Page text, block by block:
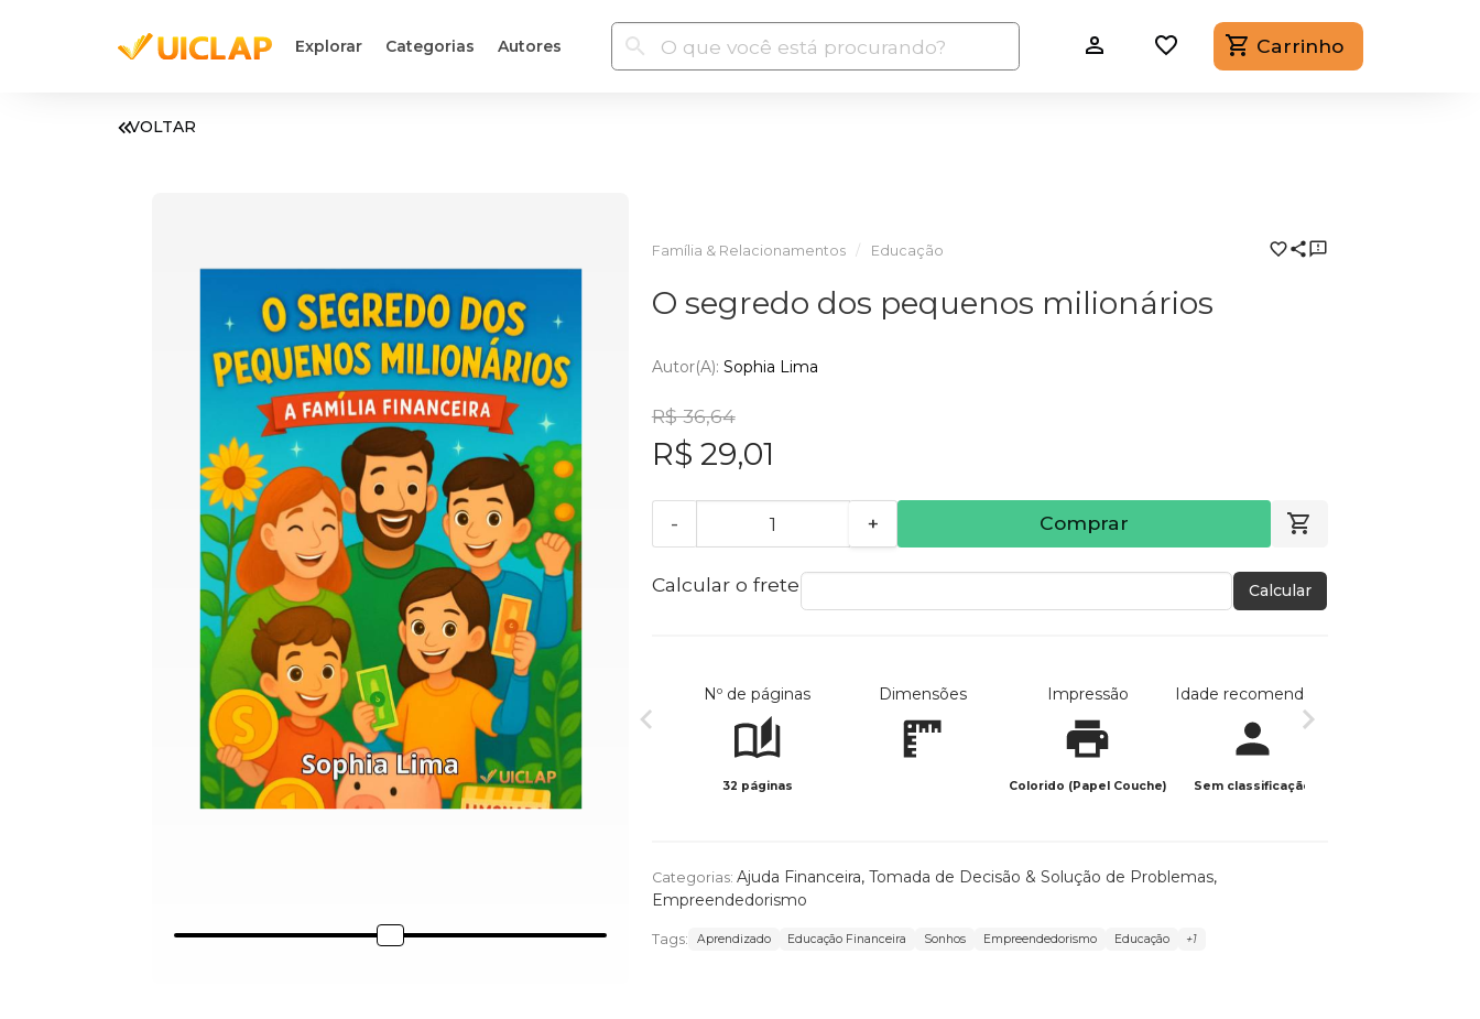
Explorar Categorias Autores Carrinho
VOLTAR
Família & Relacionamentos Educação
O segredo dos pequenos milionários
Autor(a): Sophia Lima
R$ 36,64
R$ 29,01
- + Comprar
Calcular o frete Calcular
Nº de páginas
32 páginas
Dimensões Impressão
Colorido (Papel Couche)
Idade recomendada
Sem classificação
Categorias: Ajuda Financeira, Tomada de Decisão & Solução de Problemas,
Empreendedorismo
Tags: Aprendizado Educação Financeira Sonhos Empreendedorismo Educação +1